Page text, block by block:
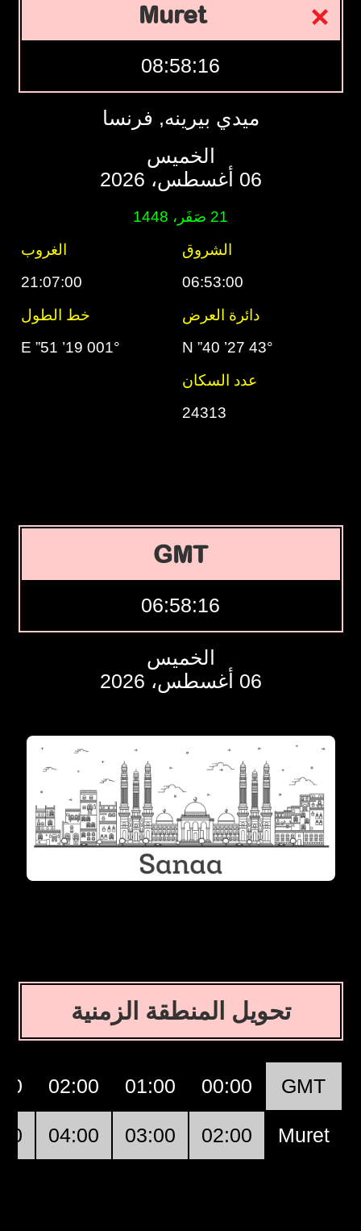
Muret
08:58:17
ميدي بيرينه, فرنسا
الخميس
06 أغسطس، 2026
21 صَفَر، 1448
الشروق
الغروب
06:53:00
21:07:00
دائرة العرض
خط الطول
43° 27’ 40” N
001° 19’ 51” E
عدد السكان
24313
GMT
06:58:17
الخميس
06 أغسطس، 2026
تحويل المنطقة الزمنية
GMT
00:00
01:00
02:00
Muret
02:00
03:00
04:00